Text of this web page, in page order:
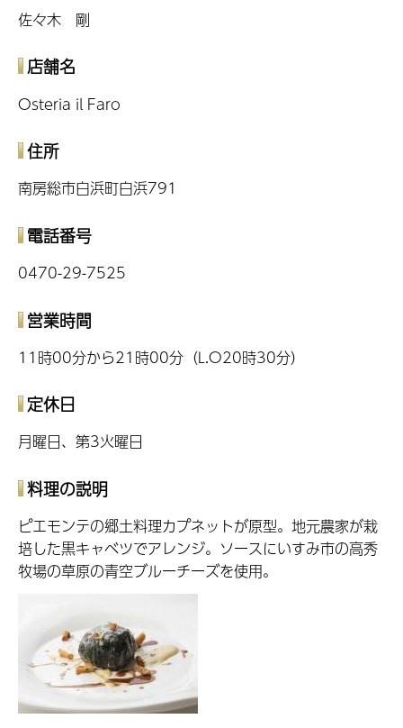
佐々木 剛
店舗名
Osteria il Faro
住所
南房総市白浜町白浜791
電話番号
0470-29-7525
営業時間
11時00分から21時00分（L.O20時30分）
定休日
月曜日、第3火曜日
料理の説明
ピエモンテの郷土料理カプネットが原型。地元農家が栽
培した黒キャベツでアレンジ。ソースにいすみ市の高秀
牧場の草原の青空ブルーチーズを使用。